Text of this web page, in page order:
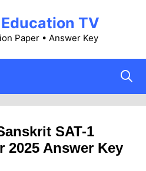
TV
Paper • Answer Key
SAT-1
2025 Answer Key